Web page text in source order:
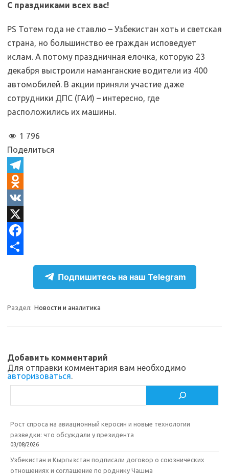
С праздниками всех вас!
PS Тотем года не ставлю – Узбекистан хоть и светская
страна, но большинство ее граждан исповедует
ислам. А потому праздничная елочка, которую 23
декабря выстроили наманганские водители из 400
автомобилей. В акции приняли участие даже
сотрудники ДПС (ГАИ) – интересно, где
расположились их машины.
1 796
Поделиться
T
e
e
g
O
d
n
o
s
i
k
V
KX
F
b
k
р
и
т
Подпишитесь на наш Telegram
Раздел: Новости и аналитика
Добавить комментарий
Для отправки комментария вам необходимо
авторизоваться.
Рост спроса на авиационный керосин и новые технологии
разведки: что обсуждали у президента
03/08/2026
Узбекистан и Кыргызстан подписали договор о союзнических
отношениях и соглашение по роднику Чашма